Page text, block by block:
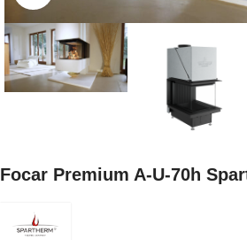
Focar Premium A-U-70h